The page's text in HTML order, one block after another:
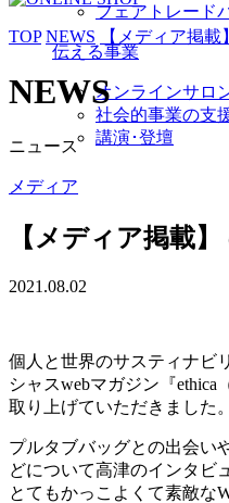
フェアトレード
伝える事業
オンラインサロ
社会的事業の支
講演･登壇
TOP NEWS 【メディア掲載
NEWS
ニュース
メディア
【メディア掲載】
2021.08.02
個人と世界のサスティナビ
シャスwebマガジン『ethica
取り上げていただきました。
プルタブバッグとの出会い
どについて高津のインタビ
とてもかっこよくて素敵な